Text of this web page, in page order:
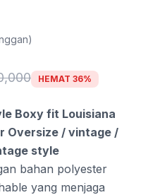
HEMAT 36%
Boxy fit Louisiana
Oversize / vintage /
style
bahan polyester
yang menjaga